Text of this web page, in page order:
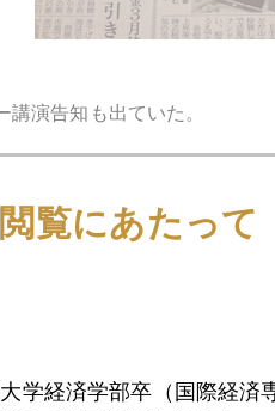
演告知も出ていた。
覧にあたって
学経済学部卒（国際経済